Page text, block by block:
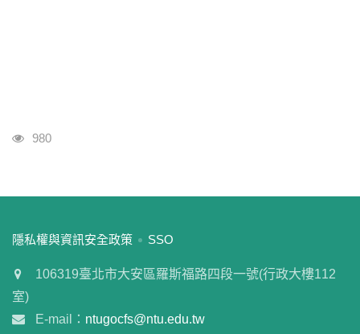
瀏覽人次
980
:::
隱私權與資訊安全政策 SSO
106319臺北市大安區羅斯福路四段一號(行政大樓112
室)
E-mail： ntugocfs@ntu.edu.tw